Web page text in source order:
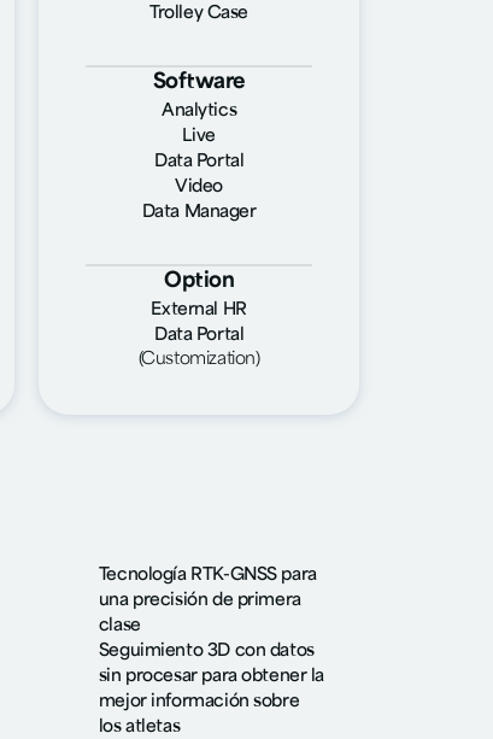
Trolley Case
Software
Analytics
Live
Data Portal
Video
Data Manager
Option
External HR
Data Portal
(Customization)
Tecnología RTK-GNSS para
una precisión de primera
clase
Seguimiento 3D con datos
sin procesar para obtener la
mejor información sobre
los atletas